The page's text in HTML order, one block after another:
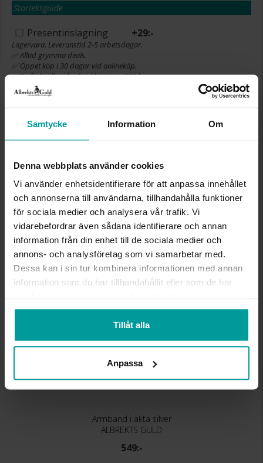
Samtycke Information Om
Denna webbplats använder cookies
Vi använder enhetsidentifierare för att anpassa innehållet
och annonserna till användarna, tillhandahålla funktioner
för sociala medier och analysera vår trafik. Vi
vidarebefordrar även sådana identifierare och annan
information från din enhet till de sociala medier och
annons- och analysföretag som vi samarbetar med.
Dessa kan i sin tur kombinera informationen med annan
information som du har tillhandahållit eller som de har
Tillåt alla
Anpassa
Storleksguide
Presentinslagning +29:-
Lagervara. Leveranstid 2-5 arbetsdagar.
✅ Alltid grymma deals.
✅ Öppet köp i 30 dagar vid onlineköp.
✅ Fri frakt till ombud vid köp över 500 kr.
LÄNGD CA (CM)
42+3cm
VARUMÄRKE
Albrekts Guld
MATERIAL
Silver,Guldpläterat
Liknande produkter
Armband i äkta silver
ALBREKTS GULD
549:-